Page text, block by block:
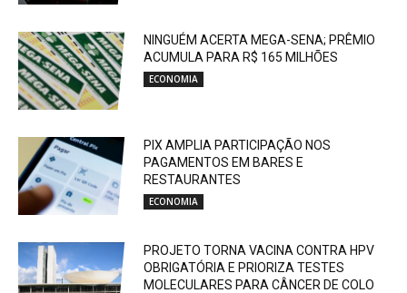
NINGUÉM ACERTA MEGA-SENA; PRÊMIO
ACUMULA PARA R$ 165 MILHÕES
ECONOMIA
PIX AMPLIA PARTICIPAÇÃO NOS
PAGAMENTOS EM BARES E
RESTAURANTES
ECONOMIA
PROJETO TORNA VACINA CONTRA HPV
OBRIGATÓRIA E PRIORIZA TESTES
MOLECULARES PARA CÂNCER DE COLO